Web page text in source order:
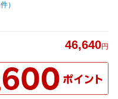
）
46,640円